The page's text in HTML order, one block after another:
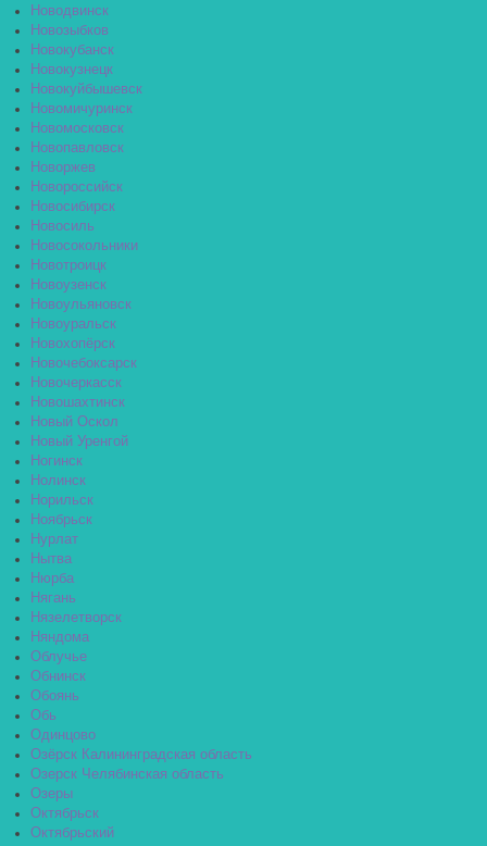
Новодвинск
Новозыбков
Новокубанск
Новокузнецк
Новокуйбышевск
Новомичуринск
Новомосковск
Новопавловск
Новоржев
Новороссийск
Новосибирск
Новосиль
Новосокольники
Новотроицк
Новоузенск
Новоульяновск
Новоуральск
Новохопёрск
Новочебоксарск
Новочеркасск
Новошахтинск
Новый Оскол
Новый Уренгой
Ногинск
Нолинск
Норильск
Ноябрьск
Нурлат
Нытва
Нюрба
Нягань
Нязелетворск
Няндома
Облучье
Обнинск
Обоянь
Обь
Одинцово
Озёрск Калининградская область
Озерск Челябинская область
Озеры
Октябрьск
Октябрьский